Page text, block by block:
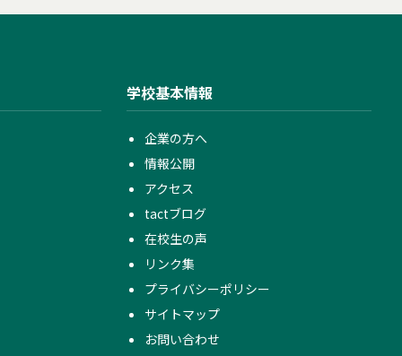
学校基本情報
企業の方へ
情報公開
アクセス
tactブログ
在校生の声
リンク集
プライバシーポリシー
サイトマップ
お問い合わせ